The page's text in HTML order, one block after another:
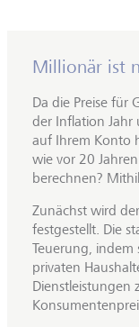
Millionär ist
Da die Preise für
der Inflation Jahr
auf Ihrem Konto
wie vor 20
berechnen?
Zunächst wird
festgestellt. Die
Teuerung, indem
privaten
Dienstleistungen